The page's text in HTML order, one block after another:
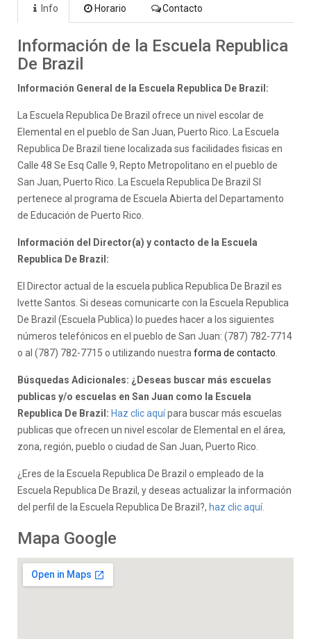
Info Horario Contacto
Información de la Escuela Republica
De Brazil
Información General de la Escuela Republica De Brazil:
La Escuela Republica De Brazil ofrece un nivel escolar de
Elemental en el pueblo de San Juan, Puerto Rico. La Escuela
Republica De Brazil tiene localizada sus facilidades fisicas en
Calle 48 Se Esq Calle 9, Repto Metropolitano en el pueblo de
San Juan, Puerto Rico. La Escuela Republica De Brazil SI
pertenece al programa de Escuela Abierta del Departamento
de Educación de Puerto Rico.
Información del Director(a) y contacto de la Escuela
Republica De Brazil:
El Director actual de la escuela publica Republica De Brazil es
Ivette Santos. Si deseas comunicarte con la Escuela Republica
De Brazil (Escuela Publica) lo puedes hacer a los siguientes
números telefónicos en el pueblo de San Juan: (787) 782-7714
o al (787) 782-7715 o utilizando nuestra forma de contacto
Búsquedas Adicionales: ¿Deseas buscar más escuelas
publicas y/o escuelas en San Juan como la Escuela
Republica De Brazil: Haz clic aquípara buscar más escuelas
publicas que ofrecen un nivel escolar de Elemental en el área,
zona, región, pueblo o ciudad de San Juan, Puerto Rico.
¿Eres de la Escuela Republica De Brazil o empleado de la
Escuela Republica De Brazil, y deseas actualizar la información
del perfil de la Escuela Republica De Brazil?, haz clic aquí.
Mapa Google